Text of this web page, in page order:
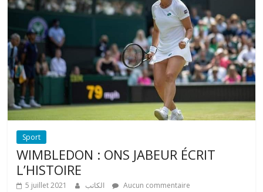
Sport
WIMBLEDON : ONS JABEUR ÉCRIT
L’HISTOIRE
5 juillet 2021 Aucun commentaire